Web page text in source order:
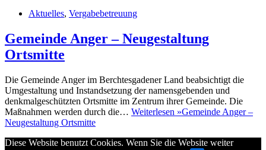
Aktuelles, Vergabebetreuung
Gemeinde Anger – Neugestaltung
Ortsmitte
Die Gemeinde Anger im Berchtesgadener Land beabsichtigt die
Umgestaltung und Instandsetzung der namensgebenden und
denkmalgeschützten Ortsmitte im Zentrum ihrer Gemeinde. Die
Maßnahmen werden durch die… Weiterlesen »Gemeinde Anger –
Neugestaltung Ortsmitte
Diese Website benutzt Cookies. Wenn Sie die Website weiter